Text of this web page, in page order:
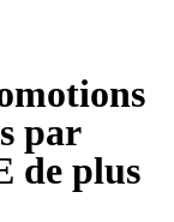
par
de plus